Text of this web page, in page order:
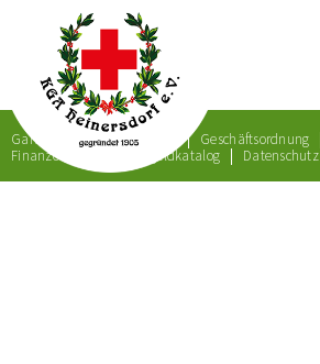
Gartenordnung Satzung Geschäftsordnung
Finanzordnung
Bußgeldkatalog Datenschutz